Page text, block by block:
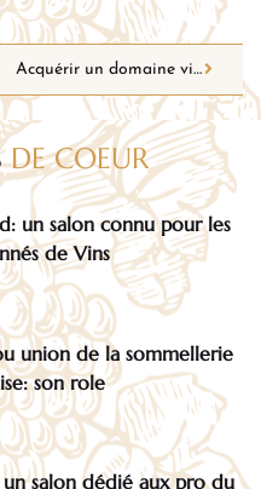
Acquérir un domaine viticole: tout ce qu’il faut savoir !
DE COEUR
un salon connu pour les
de Vins
union de la sommellerie
son role
un salon dédié aux pro du